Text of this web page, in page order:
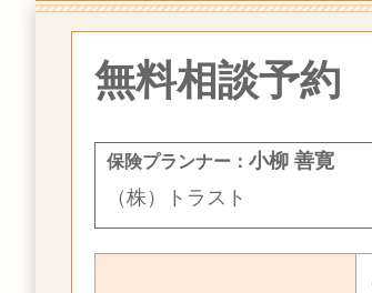
無料相談予約
保険プランナー： 小柳 善寛
（株）トラスト